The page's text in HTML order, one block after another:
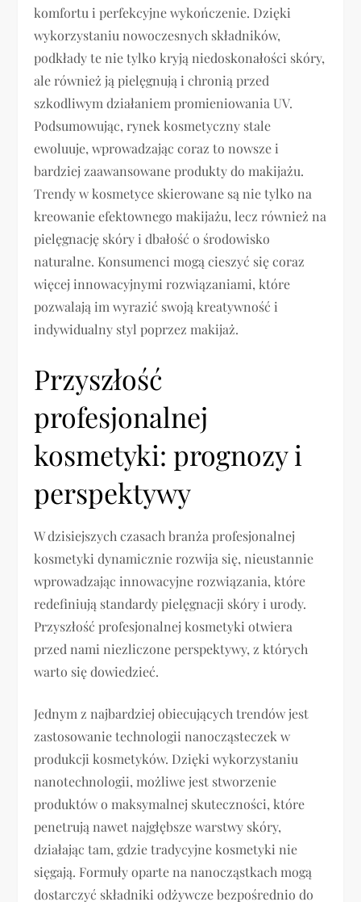
komfortu i perfekcyjne wykończenie. Dzięki
wykorzystaniu nowoczesnych składników,
podkłady te nie tylko kryją niedoskonałości skóry,
ale również ją pielęgnują i chronią przed
szkodliwym działaniem promieniowania UV.
Podsumowując, rynek kosmetyczny stale
ewoluuje, wprowadzając coraz to nowsze i
bardziej zaawansowane produkty do makijażu.
Trendy w kosmetyce skierowane są nie tylko na
kreowanie efektownego makijażu, lecz również na
pielęgnację skóry i dbałość o środowisko
naturalne. Konsumenci mogą cieszyć się coraz
więcej innowacyjnymi rozwiązaniami, które
pozwalają im wyrazić swoją kreatywność i
indywidualny styl poprzez makijaż.
Przyszłość
profesjonalnej
kosmetyki: prognozy i
perspektywy
W dzisiejszych czasach branża profesjonalnej
kosmetyki dynamicznie rozwija się, nieustannie
wprowadzając innowacyjne rozwiązania, które
redefiniują standardy pielęgnacji skóry i urody.
Przyszłość profesjonalnej kosmetyki otwiera
przed nami niezliczone perspektywy, z których
warto się dowiedzieć.
Jednym z najbardziej obiecujących trendów jest
zastosowanie technologii nanocząsteczek w
produkcji kosmetyków. Dzięki wykorzystaniu
nanotechnologii, możliwe jest stworzenie
produktów o maksymalnej skuteczności, które
penetrują nawet najgłębsze warstwy skóry,
działając tam, gdzie tradycyjne kosmetyki nie
sięgają. Formuły oparte na nanocząstkach mogą
dostarczyć składniki odżywcze bezpośrednio do